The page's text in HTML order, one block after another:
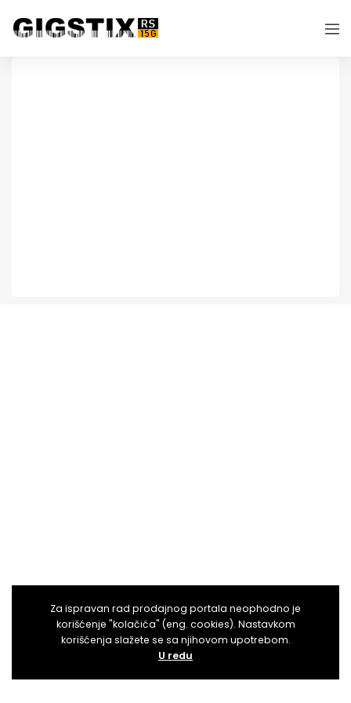
Za ispravan rad prodajnog portala neophodno je
korišćenje "kolačića" (eng. cookies). Nastavkom
korišćenja slažete se sa njihovom upotrebom.
U redu